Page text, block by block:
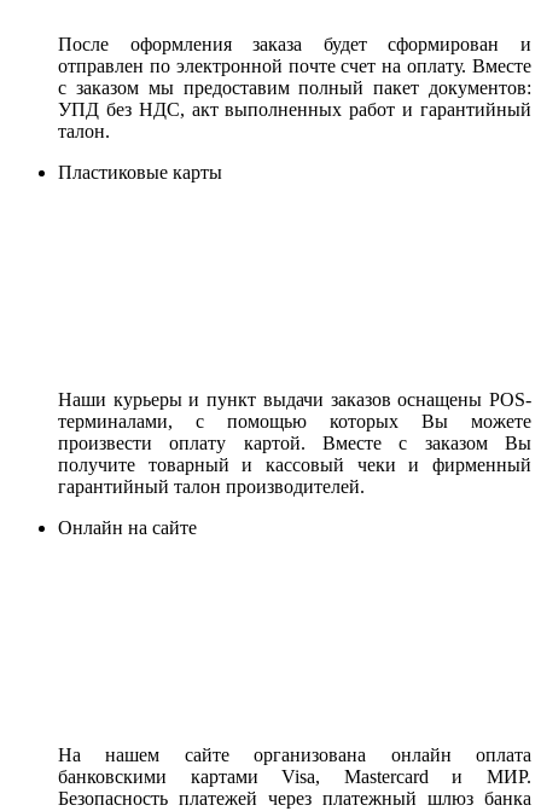
После оформления заказа будет сформирован и
отправлен по электронной почте счет на оплату. Вместе
с заказом мы предоставим полный пакет документов:
УПД без НДС, акт выполненных работ и гарантийный
талон.
Пластиковые карты
Наши курьеры и пункт выдачи заказов оснащены POS-
терминалами, с помощью которых Вы можете
произвести оплату картой. Вместе с заказом Вы
получите товарный и кассовый чеки и фирменный
гарантийный талон производителей.
Онлайн на сайте
На нашем сайте организована онлайн оплата
банковскими картами Visa, Mastercard и МИР.
Безопасность платежей через платежный шлюз банка